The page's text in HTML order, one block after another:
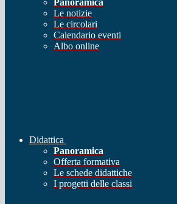
Panoramica
Le notizie
Le circolari
Calendario eventi
Albo online
Didattica
Panoramica
Offerta formativa
Le schede didattiche
I progetti delle classi